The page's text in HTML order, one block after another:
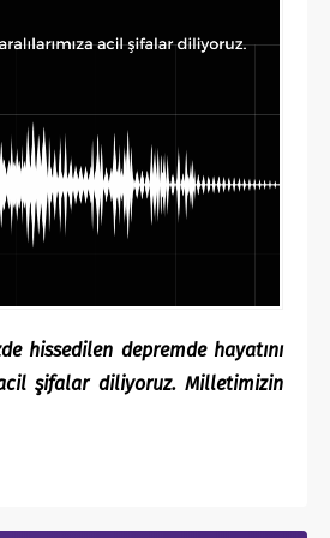
hissedilen depremde hayatını
acil şifalar diliyoruz. Milletimizin